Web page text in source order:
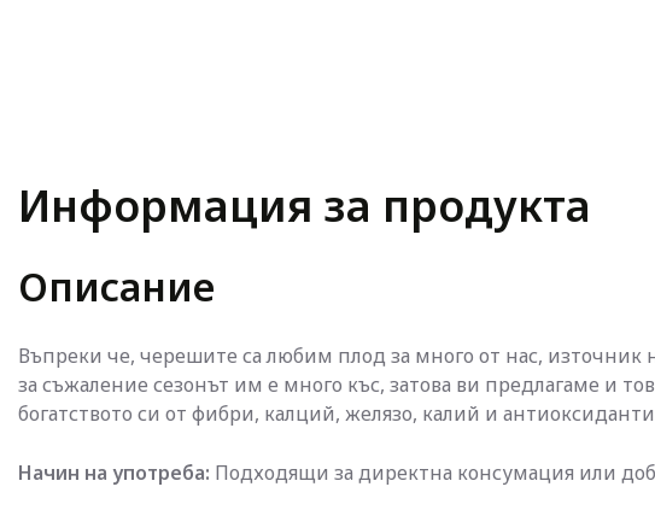
Информация за продукта
Описание
Въпреки че, черешите са любим плод за много от нас,
за съжаление сезонът им е много къс, затова ви предлагаме и
богатството си от фибри, калций, желязо, калий и
Начин на употреба: Подходящи за директна консумация или